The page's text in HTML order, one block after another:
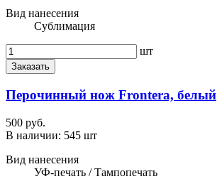
Вид нанесения
Сублимация
шт
Заказать
Перочинный нож Frontera, белый
500 руб.
В наличии: 545 шт
Вид нанесения
УФ-печать / Тампопечать